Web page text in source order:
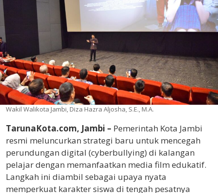
Wakil Walikota Jambi, Diza Hazra Aljosha, S.E., M.A.
TarunaKota.com, Jambi – Pemerintah Kota Jambi
resmi meluncurkan strategi baru untuk mencegah
perundungan digital (cyberbullying) di kalangan
pelajar dengan memanfaatkan media film edukatif.
Langkah ini diambil sebagai upaya nyata
memperkuat karakter siswa di tengah pesatnya